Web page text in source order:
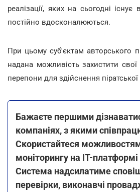
реалізації, яких на сьогодні існує
постійно вдосконалюються.
При цьому суб'єктам авторського
надана можливість захистити свої
перепони для здійснення піратської
Бажаєте першими
компаніях, з якими
Скористайтеся
моніторингу на ІТ-
Система надсилатиме
перевірки, виконавчі